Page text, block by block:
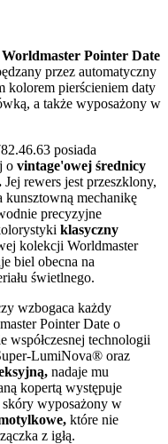
Pointer Date
przez automatyczny
kolorem pierścieniem daty
a także wyposażony w
posiada
o vintage'owej średnicy
Jej rewers jest przeszklony,
mechanikę
precyzyjne
klasyczny
kolekcji Worldmaster
biel obecna na
świetlnego.
wzbogaca każdy
Pointer Date o
współczesnej technologii
LumiNova® oraz
nadaje mu
kopertą występuje
skóry wyposażony w
które nie
z igłą.